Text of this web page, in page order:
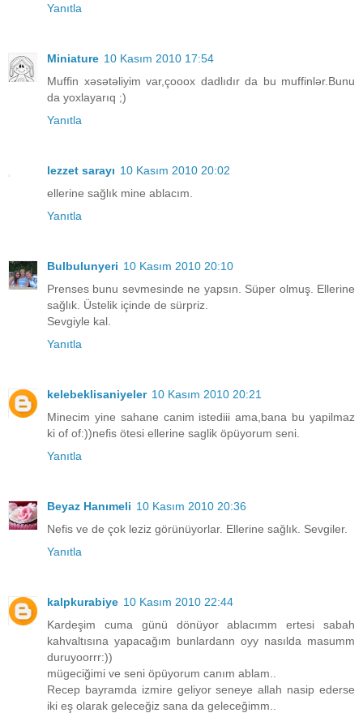
Yanıtla
Miniature 10 Kasım 2010 17:54
Muffin xəsətəliyim var,çooox dadlıdır da bu muffinlər.Bunu
da yoxlayarıq ;)
Yanıtla
lezzet sarayı 10 Kasım 2010 20:02
ellerine sağlık mine ablacım.
Yanıtla
Bulbulunyeri 10 Kasım 2010 20:10
Prenses bunu sevmesinde ne yapsın. Süper olmuş. Ellerine
sağlık. Üstelik içinde de sürpriz.
Sevgiyle kal.
Yanıtla
kelebeklisaniyeler 10 Kasım 2010 20:21
Minecim yine sahane canim istediii ama,bana bu yapilmaz
ki of of:))nefis ötesi ellerine saglik öpüyorum seni.
Yanıtla
Beyaz Hanımeli 10 Kasım 2010 20:36
Nefis ve de çok leziz görünüyorlar. Ellerine sağlık. Sevgiler.
Yanıtla
kalpkurabiye 10 Kasım 2010 22:44
Kardeşim cuma günü dönüyor ablacımm ertesi sabah
kahvaltısına yapacağım bunlardann oyy nasılda masumm
duruyoorrr:))
mügeciğimi ve seni öpüyorum canım ablam..
Recep bayramda izmire geliyor seneye allah nasip ederse
iki eş olarak geleceğiz sana da geleceğimm..